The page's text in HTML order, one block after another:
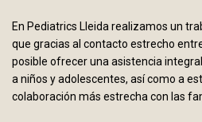
En Pediatrics Lleida realizamos un
que gracias al contacto estrecho
posible ofrecer una asistencia
a niños y adolescentes, así como a
colaboración más estrecha con las